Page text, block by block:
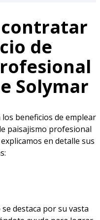
de
Solymar
beneficios de emplear
paisajismo profesional
en detalle sus
destaca por su vasta